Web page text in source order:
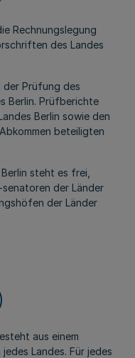
Rechnungslegung
des Landes
Prüfung des
Berlin. Prüfberichte
Berlin sowie den
beteiligten
steht es frei,
der Länder
der Länder
aus einem
Landes. Für jedes